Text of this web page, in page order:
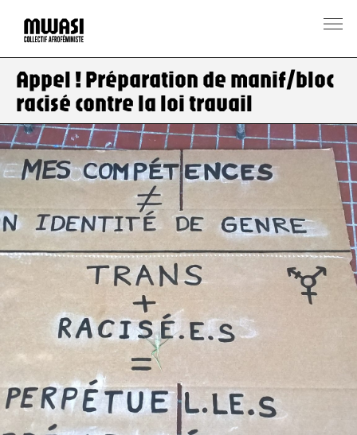
Appel ! Préparation de manif/bloc
racisé contre la loi travail